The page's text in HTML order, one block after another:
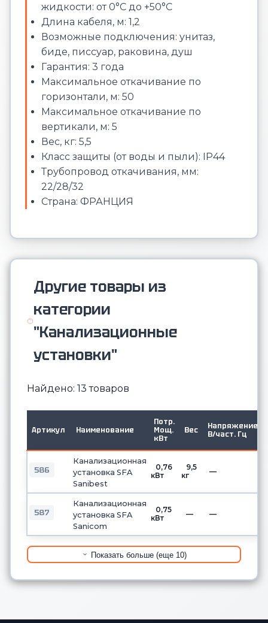
жидкости: от 0°С до +50°С
Длина кабеля, м: 1,2
Возможные подключения: унитаз,
биде, писсуар, раковина, душ
Гарантия: 3 года
Максимальное откачивание по
горизонтали, м: 50
Максимальное откачивание по
вертикали, м: 5
Вес, кг: 5,5
Класс защиты (от воды и пыли): IP44
Трубопровод откачивания, мм:
22/28/32
Страна: ФРАНЦИЯ
Другие товары из
категории
"Канализационные
установки"
Найдено: 13 товаров
Артикул Наименование
Потр.
Мощ.
кВт
Вес
Напряжение,
В/част. Гц
586
Канализационная
установка SFA
Sanibest
0,76
кВт
9,5
кг
—
587
Канализационная
установка SFA
Sanicom
0,75
кВт
— —
Показать больше (еще 10)